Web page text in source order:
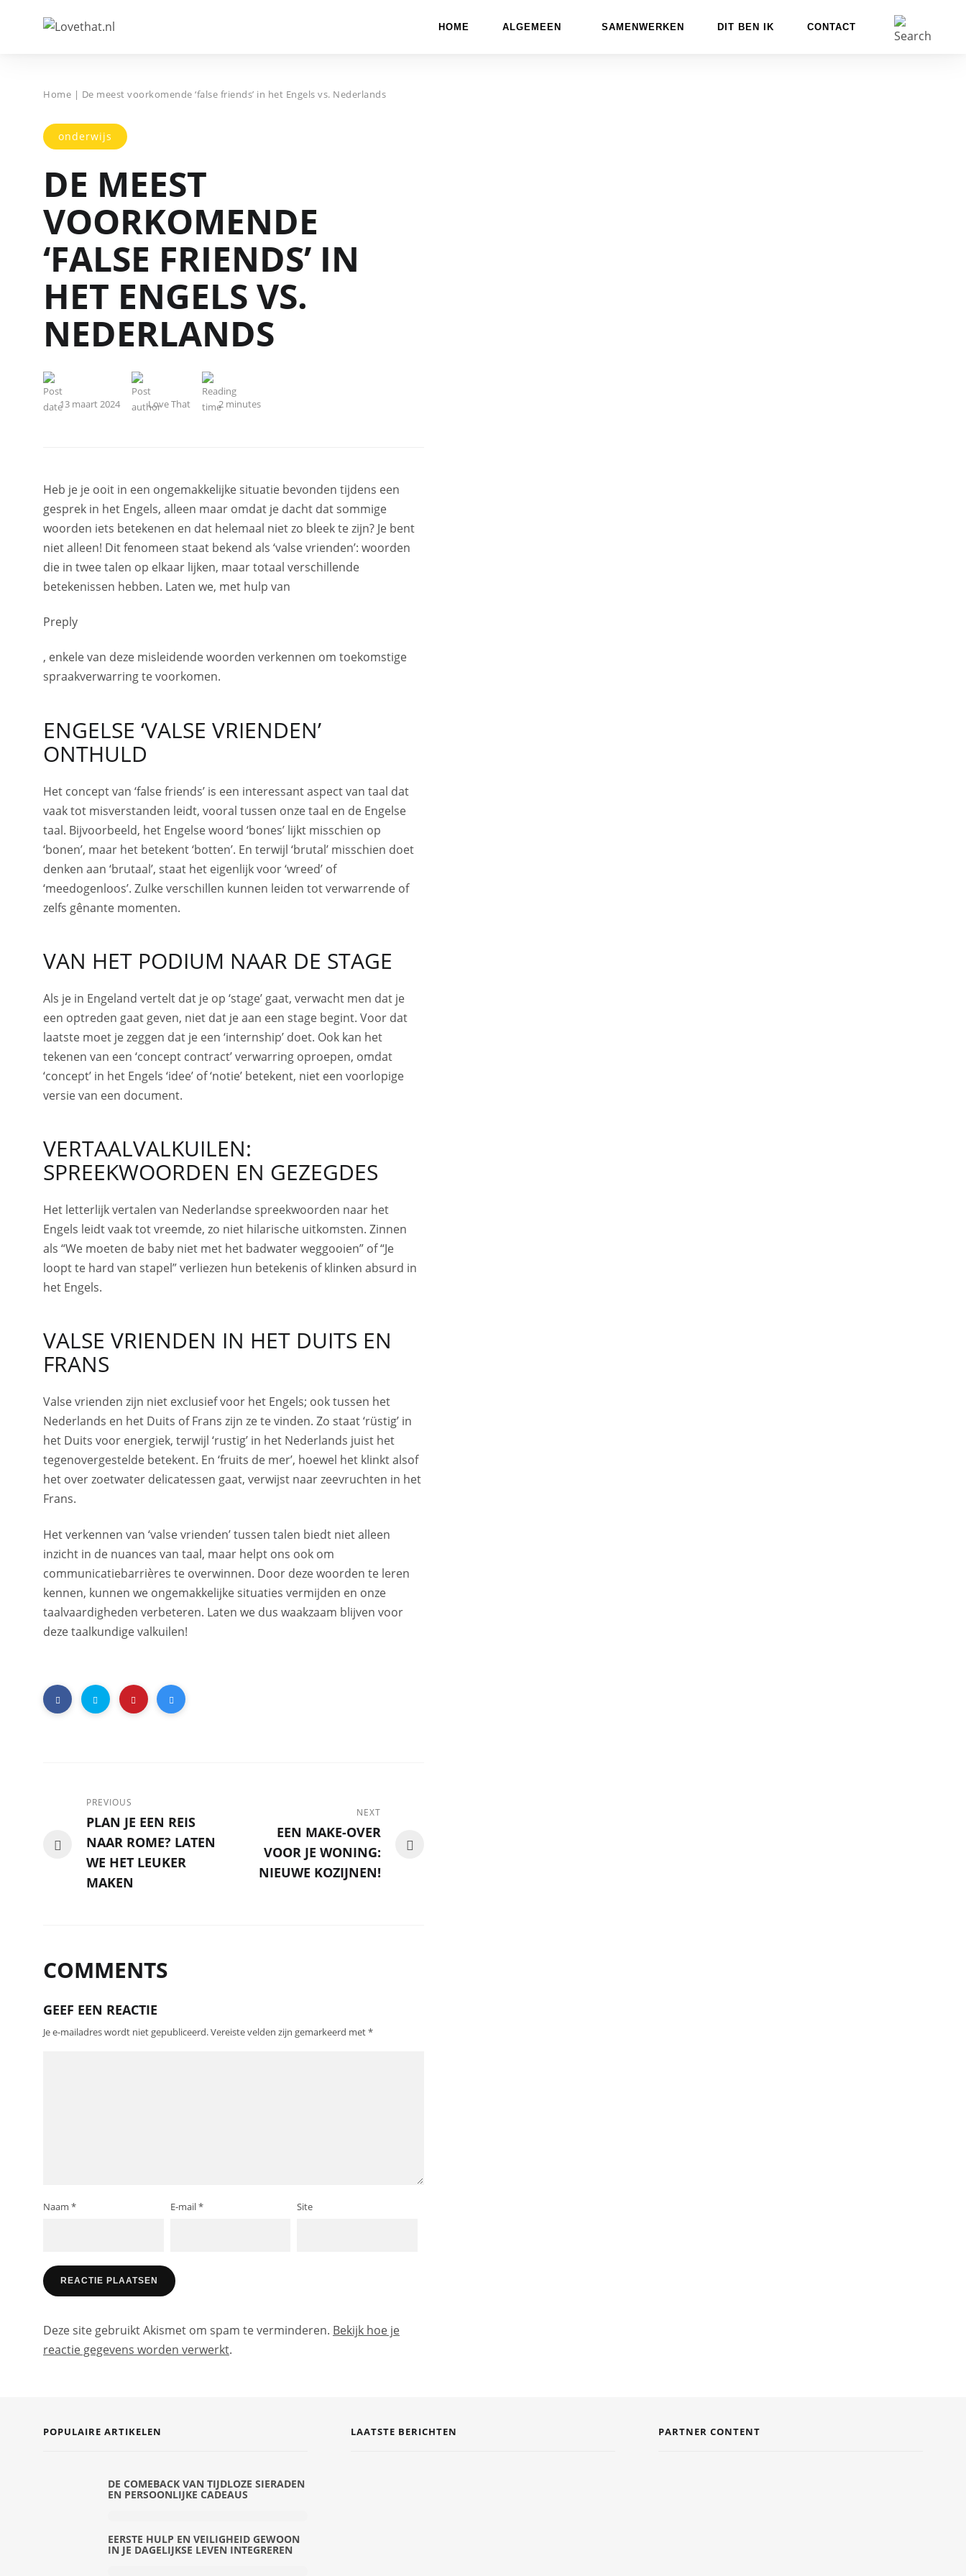
HOME ALGEMEEN SAMENWERKEN DIT BEN IK CONTACT
Home | De meest voorkomende ‘false friends’ in het Engels vs. Nederlands
onderwijs
DE MEEST
VOORKOMENDE
‘FALSE FRIENDS’ IN
HET ENGELS VS.
NEDERLANDS
13 maart 2024 Love That 2 minutes
Heb je je ooit in een ongemakkelijke situatie bevonden tijdens een
gesprek in het Engels, alleen maar omdat je dacht dat sommige
woorden iets betekenen en dat helemaal niet zo bleek te zijn? Je bent
niet alleen! Dit fenomeen staat bekend als ‘valse vrienden’: woorden
die in twee talen op elkaar lijken, maar totaal verschillende
betekenissen hebben. Laten we, met hulp van
Preply
, enkele van deze misleidende woorden verkennen om toekomstige
spraakverwarring te voorkomen.
ENGELSE ‘VALSE VRIENDEN’
ONTHULD
Het concept van ‘false friends’ is een interessant aspect van taal dat
vaak tot misverstanden leidt, vooral tussen onze taal en de Engelse
taal. Bijvoorbeeld, het Engelse woord ‘bones’ lijkt misschien op
‘bonen’, maar het betekent ‘botten’. En terwijl ‘brutal’ misschien doet
denken aan ‘brutaal’, staat het eigenlijk voor ‘wreed’ of
‘meedogenloos’. Zulke verschillen kunnen leiden tot verwarrende of
zelfs gênante momenten.
VAN HET PODIUM NAAR DE STAGE
Als je in Engeland vertelt dat je op ‘stage’ gaat, verwacht men dat je
een optreden gaat geven, niet dat je aan een stage begint. Voor dat
laatste moet je zeggen dat je een ‘internship’ doet. Ook kan het
tekenen van een ‘concept contract’ verwarring oproepen, omdat
‘concept’ in het Engels ‘idee’ of ‘notie’ betekent, niet een voorlopige
versie van een document.
VERTAALVALKUILEN:
SPREEKWOORDEN EN GEZEGDES
Het letterlijk vertalen van Nederlandse spreekwoorden naar het
Engels leidt vaak tot vreemde, zo niet hilarische uitkomsten. Zinnen
als “We moeten de baby niet met het badwater weggooien” of “Je
loopt te hard van stapel” verliezen hun betekenis of klinken absurd in
het Engels.
VALSE VRIENDEN IN HET DUITS EN
FRANS
Valse vrienden zijn niet exclusief voor het Engels; ook tussen het
Nederlands en het Duits of Frans zijn ze te vinden. Zo staat ‘rüstig’ in
het Duits voor energiek, terwijl ‘rustig’ in het Nederlands juist het
tegenovergestelde betekent. En ‘fruits de mer’, hoewel het klinkt alsof
het over zoetwater delicatessen gaat, verwijst naar zeevruchten in het
Frans.
Het verkennen van ‘valse vrienden’ tussen talen biedt niet alleen
inzicht in de nuances van taal, maar helpt ons ook om
communicatiebarrières te overwinnen. Door deze woorden te leren
kennen, kunnen we ongemakkelijke situaties vermijden en onze
taalvaardigheden verbeteren. Laten we dus waakzaam blijven voor
deze taalkundige valkuilen!
PREVIOUS
PLAN JE EEN REIS
NAAR ROME? LATEN
WE HET LEUKER
MAKEN
NEXT
EEN MAKE-OVER
VOOR JE WONING:
NIEUWE KOZIJNEN!
COMMENTS
GEEF EEN REACTIE
Je e-mailadres wordt niet gepubliceerd.Vereiste velden zijn gemarkeerd met*
Naam * E-mail* Site
Deze site gebruikt Akismet om spam te verminderen. Bekijk hoe je
reactie gegevens worden verwerkt.
POPULAIRE ARTIKELEN
DE COMEBACK VAN TIJDLOZE SIERADEN
EN PERSOONLIJKE CADEAUS
EERSTE HULP EN VEILIGHEID GEWOON
IN JE DAGELIJKSE LEVEN INTEGREREN
LAATSTE BERICHTEN PARTNER CONTENT